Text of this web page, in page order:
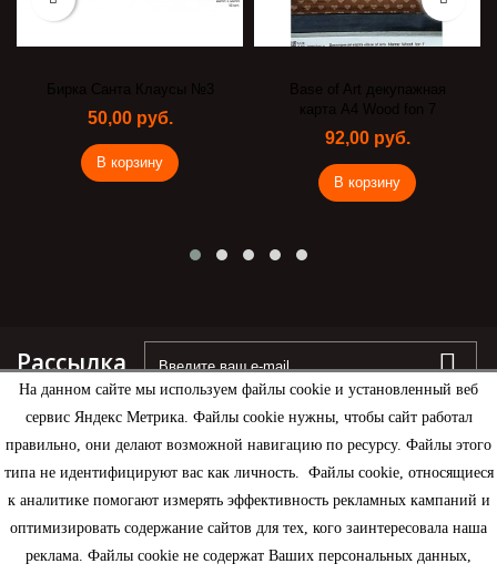
На данном сайте мы используем файлы cookie и установленный веб
сервис Яндекс Метрика. Файлы cookie нужны, чтобы сайт работал
правильно, они делают возможной навигацию по ресурсу. Файлы этого
типа не идентифицируют вас как личность. Файлы cookie, относящиеся
к аналитике помогают измерять эффективность рекламных кампаний и
оптимизировать содержание сайтов для тех, кого заинтересовала наша
реклама. Файлы cookie не содержат Ваших персональных данных,
Бирка Санта Клаусы №3
50,00 руб.
В корзину
Base of Art декупажная
карта А4 Wood fon 7
92,00 руб.
В корзину
Рассылка
Информация
Моя учетная запись